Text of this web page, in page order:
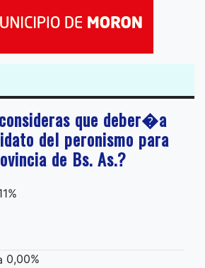
que deber�a
del peronismo para
de Bs. As.?
0,00%